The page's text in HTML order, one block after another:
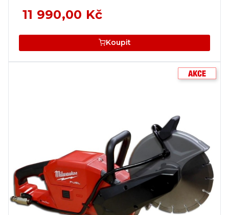
11 990,00 Kč
Koupit